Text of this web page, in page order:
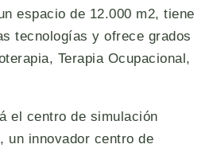
espacio de 12.000 m2, tiene
tecnologías y ofrece grados
Terapia Ocupacional,
el centro de simulación
un innovador centro de